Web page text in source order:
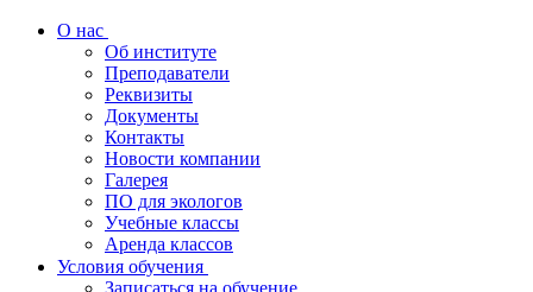
О нас
Об институте
Преподаватели
Реквизиты
Документы
Контакты
Новости компании
Галерея
ПО для экологов
Учебные классы
Аренда классов
Условия обучения
Записаться на обучение